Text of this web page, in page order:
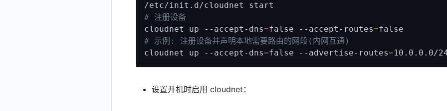
# 注册设备
cloudnet up --accept-dns=false --accept-routes=
# 示例: 注册设备并声明本地需要路由的网段(内网互通)
cloudnet up --accept-dns=false --advertise-routes=10.0
设置开机时启用 cloudnet：